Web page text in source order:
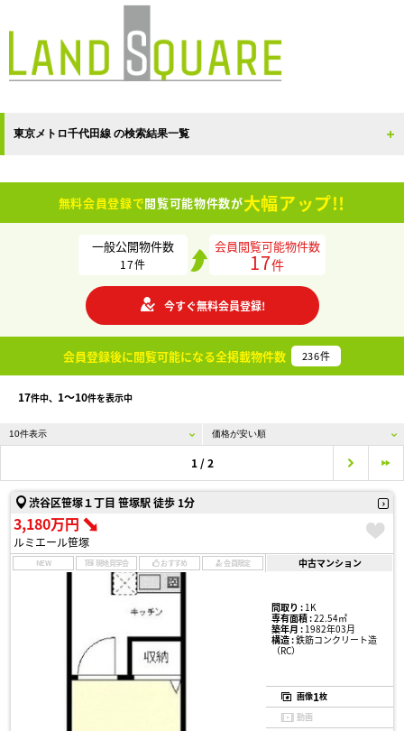
東京メトロ千代田線 の検索結果一覧
無料会員登録で閲覧可能物件数が大幅アップ!!
一般公開物件数
17件
会員閲覧可能物件数
17件
今すぐ無料会員登録!
会員登録後に閲覧可能になる全掲載物件数 236件
17件中、 1〜10件を表示中
1 / 2
渋谷区笹塚１丁目 笹塚駅 徒歩 1分
3,180万円
ルミエール笹塚
NEW 現地見学会 おすすめ 会員限定 中古マンション
間取り :1K
専有面積 :22.54㎡
築年月 :1982年03月
構造 :鉄筋コンクリート造
（RC）
画像1枚
動画